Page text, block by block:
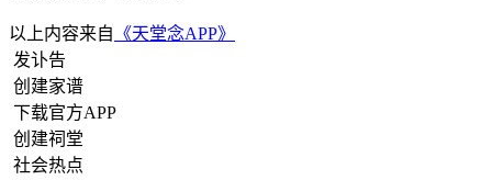
以上内容来自 《天堂念APP》
发讣告
创建家谱
下载官方APP
创建祠堂
社会热点